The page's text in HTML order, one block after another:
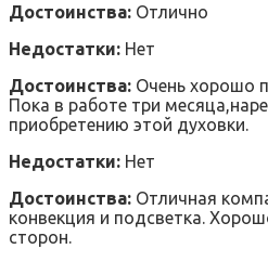
Достоинства: Отлично
Недостатки: Нет
Достоинства: Очень хорошо
Пока в работе три
приобретению этой духовки.
Недостатки: Нет
Достоинства: Отличная
конвекция и подсветка.
сторон.